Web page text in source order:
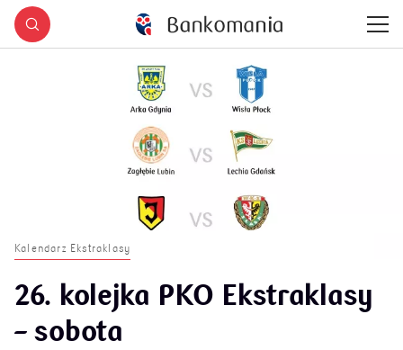
Kalendarz Ekstraklasy
26. kolejka PKO Ekstraklasy
– sobota